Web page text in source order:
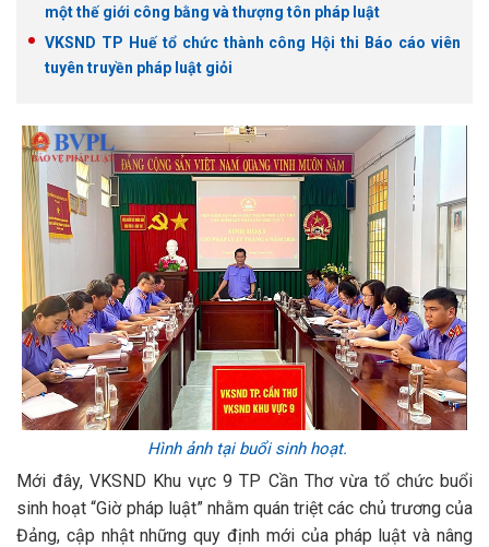
một thế giới công bằng và thượng tôn pháp luật
VKSND TP Huế tổ chức thành công Hội thi Báo cáo viên
tuyên truyền pháp luật giỏi
Hình ảnh tại buổi sinh hoạt.
Mới đây, VKSND Khu vực 9 TP Cần Thơ vừa tổ chức buổi
sinh hoạt “Giờ pháp luật” nhằm quán triệt các chủ trương của
Đảng, cập nhật những quy định mới của pháp luật và nâng